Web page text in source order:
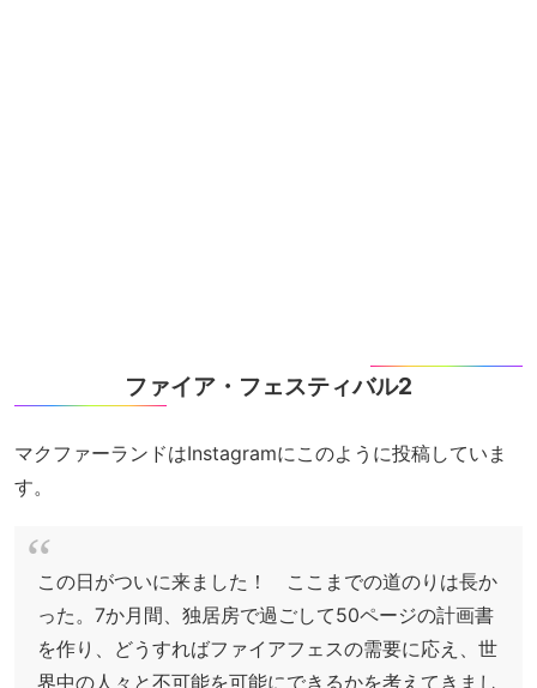
ファイア・フェスティバル2
マクファーランドはInstagramにこのように投稿していま
す。
この日がついに来ました！ ここまでの道のりは長か
った。7か月間、独居房で過ごして50ページの計画書
を作り、どうすればファイアフェスの需要に応え、世
界中の人々と不可能を可能にできるかを考えてきまし